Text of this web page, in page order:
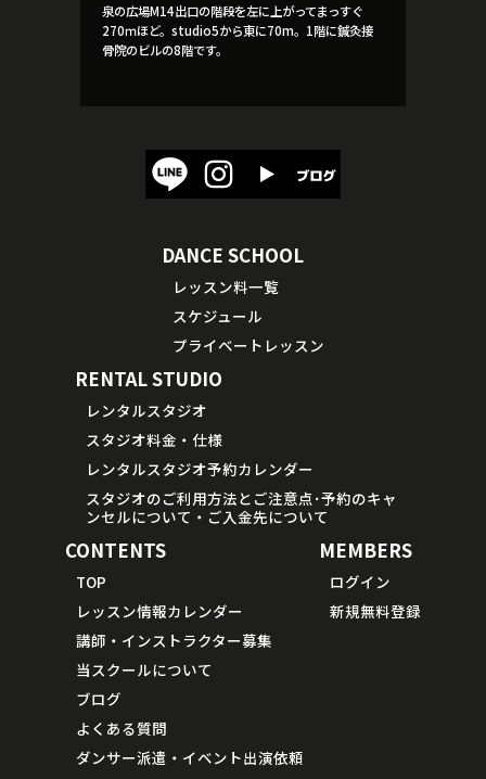
泉の広場M14出口の階段を左に上がってまっすぐ
270ｍほど。studio5から東に70m。1階に鍼灸接
骨院のビルの8階です。
DANCE SCHOOL
レッスン料一覧
スケジュール
プライベートレッスン
RENTAL STUDIO
レンタルスタジオ
スタジオ料金・仕様
レンタルスタジオ予約カレンダー
スタジオのご利用方法とご注意点･予約のキャ
ンセルについて・ご入金先について
CONTENTS
TOP
レッスン情報カレンダー
講師・インストラクター募集
当スクールについて
ブログ
よくある質問
ダンサー派遣・イベント出演依頼
MEMBERS
ログイン
新規無料登録